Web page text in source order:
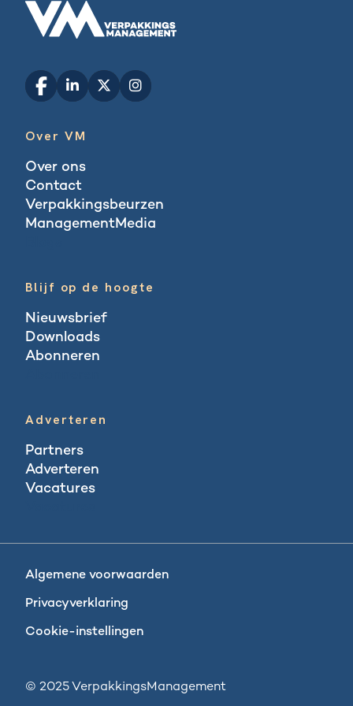
Over VM
Over ons
Contact
Verpakkingsbeurzen
ManagementMedia
Blijf op de hoogte
Nieuwsbrief
Downloads
Abonneren
Adverteren
Partners
Adverteren
Vacatures
Algemene voorwaarden
Privacyverklaring
Cookie-instellingen
© 2025 VerpakkingsManagement